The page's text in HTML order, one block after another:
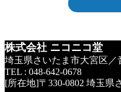
株式会社 ニコニコ堂
埼玉県さいたま市大宮区
TEL : 048-642-0678
[所在地]〒330-0802 埼玉県